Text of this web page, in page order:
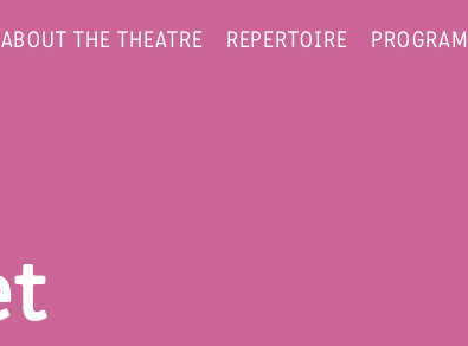
ABOUT THE THEATRE REPERTOIRE PROGRAM